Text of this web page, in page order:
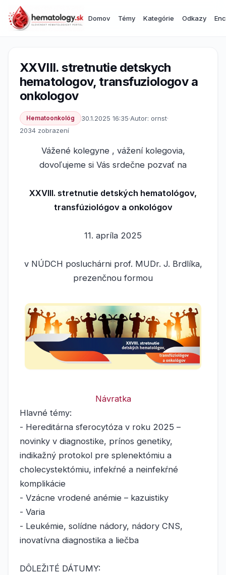
Domov Témy Kategórie Odkazy
XXVIII. stretnutie detskych
hematologov, transfuziologov a
onkologov
Hematoonkológ 30.1.2025 16:35·Autor: ornst·
2034 zobrazení
Vážené kolegyne , vážení kolegovia,
dovoľujeme si Vás srdečne pozvať na
XXVIII. stretnutie detských hematológov,
transfúziológov a onkológov
11. apríla 2025
v NÚDCH posluchárni prof. MUDr. J. Brdlíka,
prezenčnou formou
Návratka
Hlavné témy:
- Hereditárna sferocytóza v roku 2025 –
novinky v diagnostike, prínos genetiky,
indikažný protokol pre splenektómiu a
cholecystektómiu, infekŕné a neinfekŕné
komplikácie
- Vzácne vrodené anémie – kazuistiky
- Varia
- Leukémie, solídne nádory, nádory CNS,
inovatívna diagnostika a liečba
DÔLEŽITÉ DÁTUMY: